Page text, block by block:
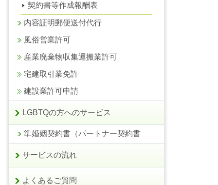
契約書等作成報酬表
内容証明郵便送付代行
風俗営業許可
産業廃棄物収集運搬業許可
宅建取引業免許
建設業許可申請
LGBTQの方へのサービス
準婚姻契約書（パートナー契約書
サービスの流れ
よくあるご質問